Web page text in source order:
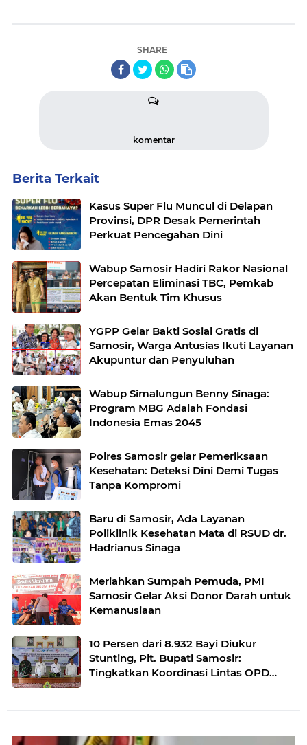
SHARE
komentar
Berita Terkait
Kasus Super Flu Muncul di Delapan
Provinsi, DPR Desak Pemerintah
Perkuat Pencegahan Dini
Wabup Samosir Hadiri Rakor Nasional
Percepatan Eliminasi TBC, Pemkab
Akan Bentuk Tim Khusus
YGPP Gelar Bakti Sosial Gratis di
Samosir, Warga Antusias Ikuti Layanan
Akupuntur dan Penyuluhan
Wabup Simalungun Benny Sinaga:
Program MBG Adalah Fondasi
Indonesia Emas 2045
Polres Samosir gelar Pemeriksaan
Kesehatan: Deteksi Dini Demi Tugas
Tanpa Kompromi
Baru di Samosir, Ada Layanan
Poliklinik Kesehatan Mata di RSUD dr.
Hadrianus Sinaga
Meriahkan Sumpah Pemuda, PMI
Samosir Gelar Aksi Donor Darah untuk
Kemanusiaan
10 Persen dari 8.932 Bayi Diukur
Stunting, Plt. Bupati Samosir:
Tingkatkan Koordinasi Lintas OPD